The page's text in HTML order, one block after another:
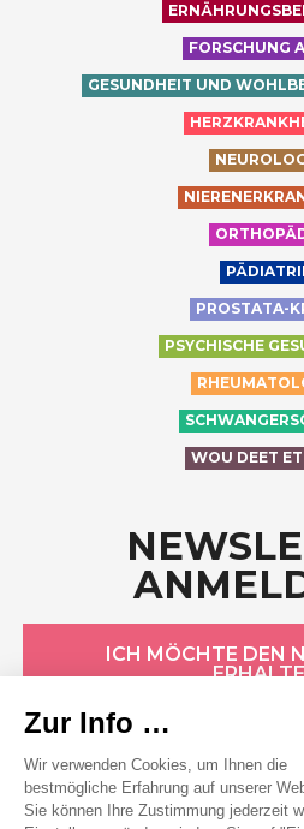
FORSCHUNG
GESUNDHEIT UND
PROSTATA-
PSYCHISCHE
WOU DEET
ICH MÖCHTE DEN
HÔPITAUX